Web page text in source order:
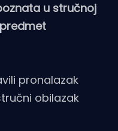
u stručnoj
pronalazak
obilazak